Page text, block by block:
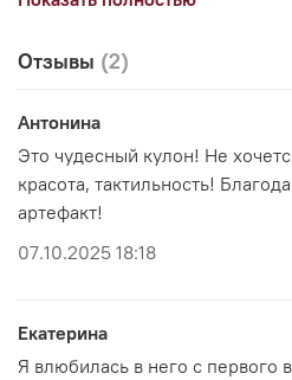
Размер кулона: 2,8см
Отзывы (2)
Антонина
Это чудесный кулон! Не
красота, тактильность!
артефакт!
07.10.2025 18:18
Екатерина
Я влюбилась в него с первого